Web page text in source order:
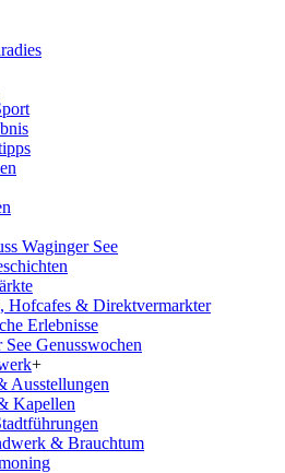
Waginger See
Hofcafes & Direktvermarkter
Erlebnisse
See Genusswochen
+
Ausstellungen
Kapellen
& Brauchtum